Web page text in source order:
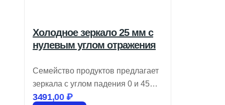
Холодное зеркало 25 мм с
нулевым углом отражения
Семейство продуктов предлагает
зеркала с углом падения 0 и 45
градусов, которые эффективно
3491,00₽